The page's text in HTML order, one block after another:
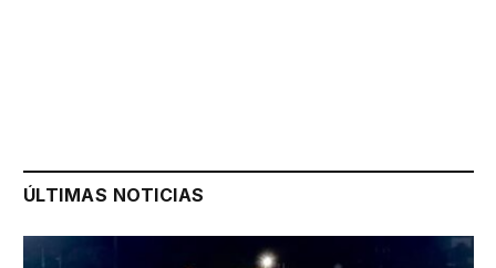
ÚLTIMAS NOTICIAS